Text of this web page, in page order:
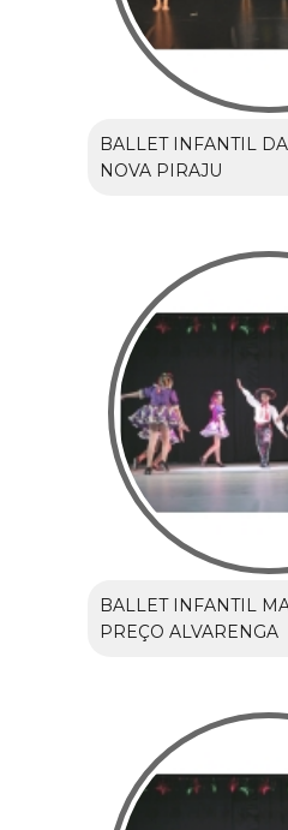
BALLET INFANTIL
NOVA PIRAJU
BALLET INFANTIL
PREÇO ALVARENGA